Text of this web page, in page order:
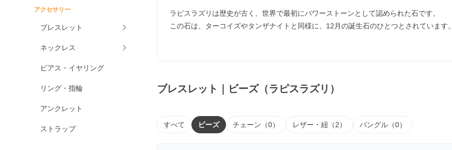
アクセサリー
ブレスレット
ネックレス
ピアス・イヤリング
リング・指輪
アンクレット
ストラップ
ラピスラズリは歴史が古く、世界で最初にパワーストーンとして認められた石です。
この石は、ターコイズやタンザナイトと同様に、12月の誕生石のひとつとされています。
ブレスレット｜ビーズ（ラピスラズリ）
すべて ビーズ チェーン（0） レザー・紐（2） バングル（0）